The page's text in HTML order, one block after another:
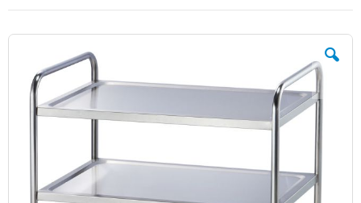
Zum
Bildergalerie
springen